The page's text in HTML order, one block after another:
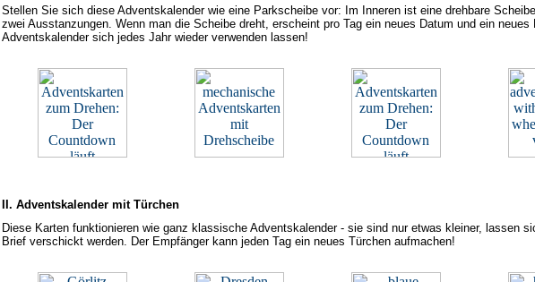
Stellen Sie sich diese Adventskalender wie eine Parkscheibe vor: Im Inneren ist eine drehbare
zwei Ausstanzungen. Wenn man die Scheibe dreht, erscheint pro Tag ein neues Datum und ein
Adventskalender sich jedes Jahr wieder verwenden lassen!
II. Adventskalender mit Türchen
Diese Karten funktionieren wie ganz klassische Adventskalender - sie sind nur etwas kleiner, lassen
Brief verschickt werden. Der Empfänger kann jeden Tag ein neues Türchen aufmachen!